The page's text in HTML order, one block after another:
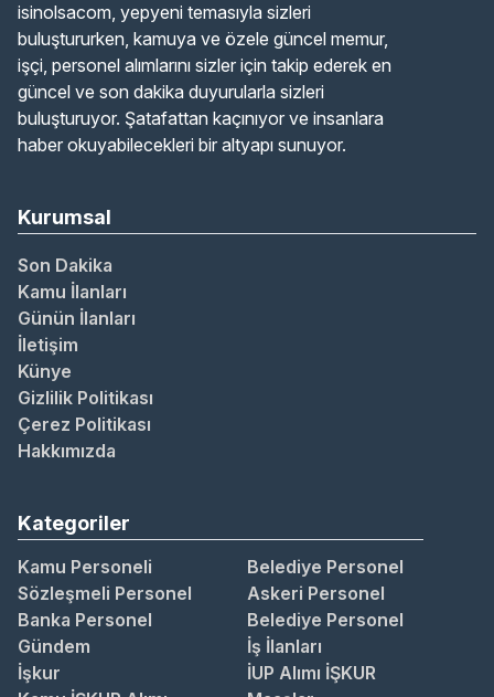
isinolsacom, yepyeni temasıyla sizleri
buluştururken, kamuya ve özele güncel memur,
işçi, personel alımlarını sizler için takip ederek en
güncel ve son dakika duyurularla sizleri
buluşturuyor. Şatafattan kaçınıyor ve insanlara
haber okuyabilecekleri bir altyapı sunuyor.
Kurumsal
Son Dakika
Kamu İlanları
Günün İlanları
İletişim
Künye
Gizlilik Politikası
Çerez Politikası
Hakkımızda
Kategoriler
Kamu Personeli
Belediye Personel
Sözleşmeli Personel
Askeri Personel
Banka Personel
Belediye Personel
Gündem
İş İlanları
İşkur
İUP Alımı İŞKUR